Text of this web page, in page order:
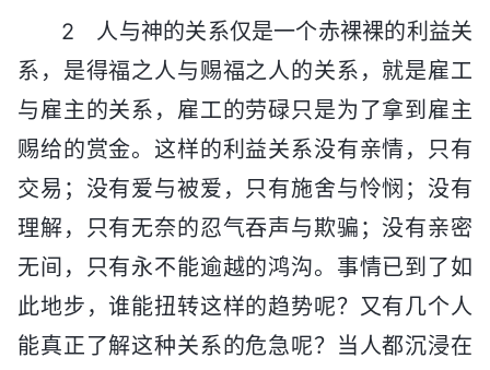
2 人与神的关系仅是一个赤裸裸的利益关
系，是得福之人与赐福之人的关系，就是雇工
与雇主的关系，雇工的劳碌只是为了拿到雇主
赐给的赏金。这样的利益关系没有亲情，只有
交易；没有爱与被爱，只有施舍与怜悯；没有
理解，只有无奈的忍气吞声与欺骗；没有亲密
无间，只有永不能逾越的鸿沟。事情已到了如
此地步，谁能扭转这样的趋势呢？又有几个人
能真正了解这种关系的危急呢？当人都沉浸在